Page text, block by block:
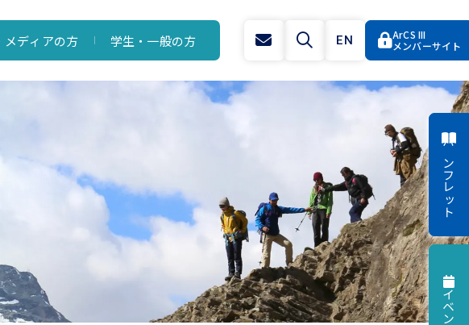
EN
ArCS III
メンバーサイト
メディアの方 学生・一般の方
パンフレット
イベント